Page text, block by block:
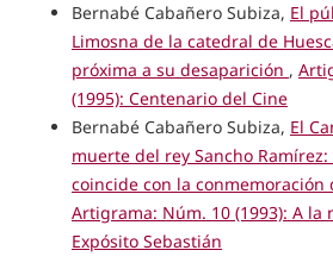
Bernabé Cabañero Subiza, El
Limosna de la catedral de
próxima a su desaparición ,
(1995): Centenario del Cine
Bernabé Cabañero Subiza, El
muerte del rey Sancho
coincide con la conmemoración
Artigrama: Núm. 10 (1993): A la
Expósito Sebastián